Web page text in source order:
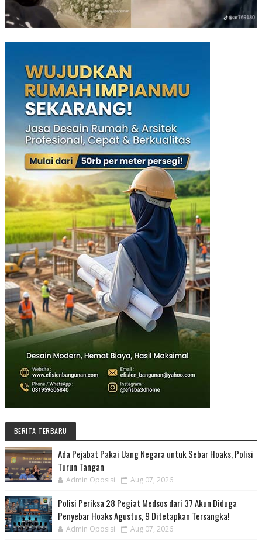
BERITA TERBARU
Ada Pejabat Pakai Uang Negara untuk Sebar Hoaks, Polisi
Turun Tangan
Admin Oposisi Aug 07, 2026
Polisi Periksa 28 Pegiat Medsos dari 37 Akun Diduga
Penyebar Hoaks Agustus, 9 Ditetapkan Tersangka!
Admin Oposisi Aug 07, 2026